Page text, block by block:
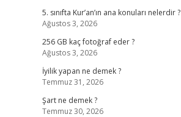
5. sınıfta Kur’an’ın ana konuları nelerdir ?
Ağustos 3, 2026
256 GB kaç fotoğraf eder ?
Ağustos 3, 2026
İyilik yapan ne demek ?
Temmuz 31, 2026
Şart ne demek ?
Temmuz 30, 2026